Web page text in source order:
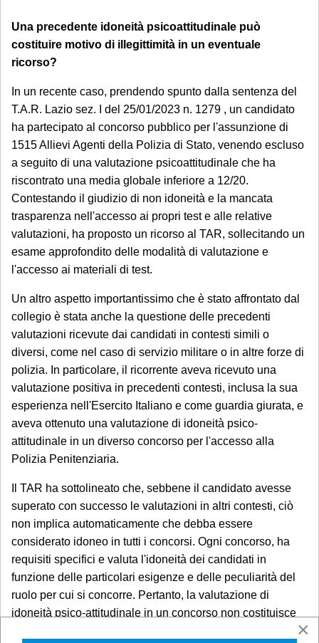
Una precedente idoneità psicoattitudinale può
costituire motivo di illegittimità in un eventuale
ricorso?
In un recente caso, prendendo spunto dalla sentenza del
T.A.R. Lazio sez. I del 25/01/2023 n. 1279 , un candidato
ha partecipato al concorso pubblico per l'assunzione di
1515 Allievi Agenti della Polizia di Stato, venendo escluso
a seguito di una valutazione psicoattitudinale che ha
riscontrato una media globale inferiore a 12/20.
Contestando il giudizio di non idoneità e la mancata
trasparenza nell'accesso ai propri test e alle relative
valutazioni, ha proposto un ricorso al TAR, sollecitando un
esame approfondito delle modalità di valutazione e
l'accesso ai materiali di test.
Un altro aspetto importantissimo che è stato affrontato dal
collegio è stata anche la questione delle precedenti
valutazioni ricevute dai candidati in contesti simili o
diversi, come nel caso di servizio militare o in altre forze di
polizia. In particolare, il ricorrente aveva ricevuto una
valutazione positiva in precedenti contesti, inclusa la sua
esperienza nell'Esercito Italiano e come guardia giurata, e
aveva ottenuto una valutazione di idoneità psico-
attitudinale in un diverso concorso per l'accesso alla
Polizia Penitenziaria.
Il TAR ha sottolineato che, sebbene il candidato avesse
superato con successo le valutazioni in altri contesti, ciò
non implica automaticamente che debba essere
considerato idoneo in tutti i concorsi. Ogni concorso, ha
requisiti specifici e valuta l'idoneità dei candidati in
funzione delle particolari esigenze e delle peculiarità del
ruolo per cui si concorre. Pertanto, la valutazione di
idoneità psico-attitudinale in un concorso non costituisce
un elemento vincolante per altri concorsi, poiché ciascuna×